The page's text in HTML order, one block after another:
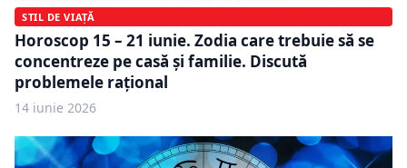
STIL DE VIAȚĂ
Horoscop 15 – 21 iunie. Zodia care trebuie să se
concentreze pe casă și familie. Discută
problemele rațional
14 iunie 2026